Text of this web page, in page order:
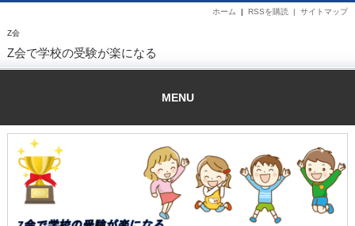
Z会
サイトマップ
RSSを購読 |
ホーム |
Z会で学校の受験が楽になる
MENU